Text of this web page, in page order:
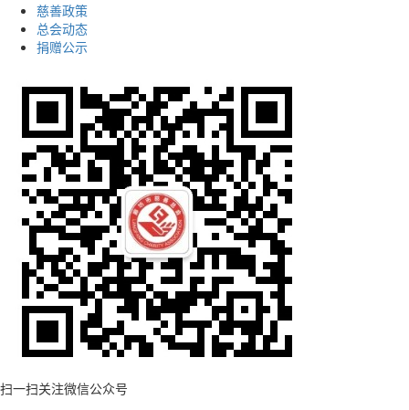
慈善政策
总会动态
捐赠公示
扫一扫关注微信公众号